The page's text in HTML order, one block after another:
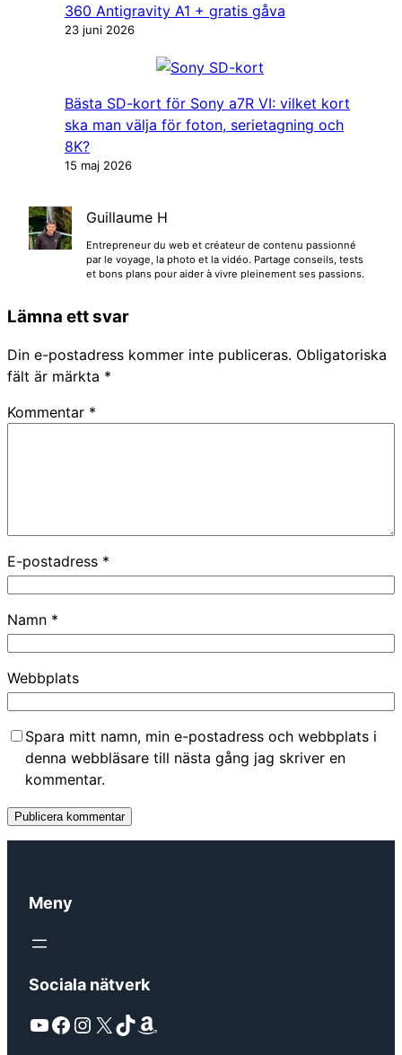
360 Antigravity A1 + gratis gåva
23 juni 2026
Bästa SD-kort för Sony a7R VI: vilket kort
ska man välja för foton, serietagning och
8K?
15 maj 2026
Guillaume H
Entrepreneur du web et créateur de contenu passionné
par le voyage, la photo et la vidéo. Partage conseils, tests
et bons plans pour aider à vivre pleinement ses passions.
Lämna ett svar
Din e-postadress kommer inte publiceras. Obligatoriska
fält är märkta *
Kommentar *
E-postadress *
Namn *
Webbplats
Spara mitt namn, min e-postadress och webbplats i
denna webbläsare till nästa gång jag skriver en
kommentar.
Meny
Sociala nätverk
YouTube Facebook Instagram X TikTok Amazon